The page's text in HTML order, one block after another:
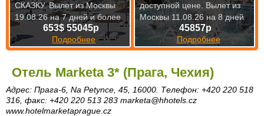
Отель Marketa 3* (Прага, Чехия)
Адрес: Прага-6, Na Petynce, 45, 16000. Телефон: +420 220 518
316, факс: +420 220 513 283 marketa@hhotels.cz
www.hotelmarketaprague.cz
653$ 55045р
Подробнее
СКАЗКУ.Вылет из Москвы
19.08.26 на 7 дней и более
45857р
Подробнее
доступной цене. Вылет из
Москвы 11.08.26 на 8 дней